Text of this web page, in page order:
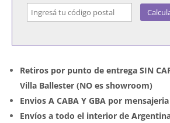
Retiros por punto de entrega SIN
Villa Ballester (NO es showroom)
Envios A CABA Y GBA por
Envíos a todo el interior de